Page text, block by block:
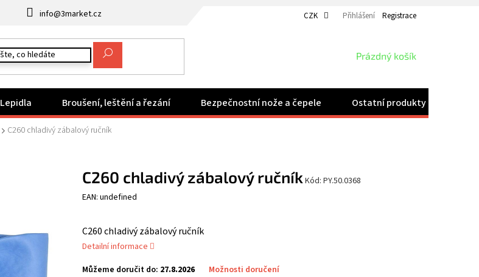
info@3market.cz CZK Přihlášení Registrace
NÁKUPNÍ
Prázdný košík
Lepidla Broušení, leštění a řezání Bezpečnostní nože a čepele Ostatní produkty
C260 chladivý zábalový ručník
Můžeme doručit do: 27.8.2026 Možnosti doručení
C260 chladivý zábalový ručník
Detailní informace
C260 chladivý zábalový ručník Kód: PY.50.0368
EAN: undefined